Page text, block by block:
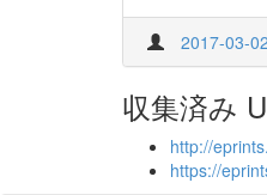
2017-03-
収集済み
http://
https://